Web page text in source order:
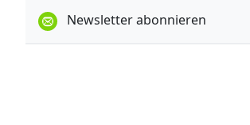
Newsletter abonnieren